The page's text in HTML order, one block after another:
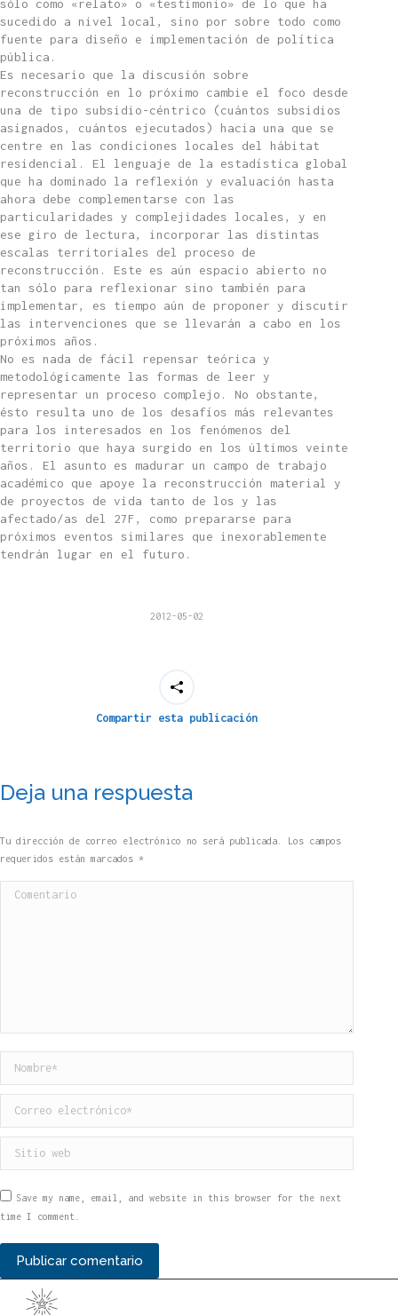
sólo como «relato» o «testimonio» de lo que ha
sucedido a nivel local, sino por sobre todo como
fuente para diseño e implementación de política
pública.
Es necesario que la discusión sobre
reconstrucción en lo próximo cambie el foco desde
una de tipo subsidio-céntrico (cuántos subsidios
asignados, cuántos ejecutados) hacia una que se
centre en las condiciones locales del hábitat
residencial. El lenguaje de la estadística global
que ha dominado la reflexión y evaluación hasta
ahora debe complementarse con las
particularidades y complejidades locales, y en
ese giro de lectura, incorporar las distintas
escalas territoriales del proceso de
reconstrucción. Este es aún espacio abierto no
tan sólo para reflexionar sino también para
implementar, es tiempo aún de proponer y discutir
las intervenciones que se llevarán a cabo en los
próximos años.
No es nada de fácil repensar teórica y
metodológicamente las formas de leer y
representar un proceso complejo. No obstante,
ésto resulta uno de los desafíos más relevantes
para los interesados en los fenómenos del
territorio que haya surgido en los últimos veinte
años. El asunto es madurar un campo de trabajo
académico que apoye la reconstrucción material y
de proyectos de vida tanto de los y las
afectado/as del 27F, como prepararse para
próximos eventos similares que inexorablemente
tendrán lugar en el futuro.
2012-05-02
Compartir esta publicación
Deja una respuesta
Tu dirección de correo electrónico no será publicada. Los campos
requeridos están marcados *
Comentario
Nombre *
Correo electrónico *
Sitio web
Save my name, email, and website in this browser for the next
time I comment.
Publicar comentario